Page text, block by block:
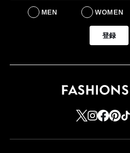
MEN WOMEN
登録